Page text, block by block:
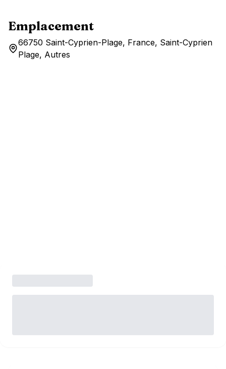
Emplacement
66750 Saint-Cyprien-Plage, France, Saint-Cyprien
Plage, Autres